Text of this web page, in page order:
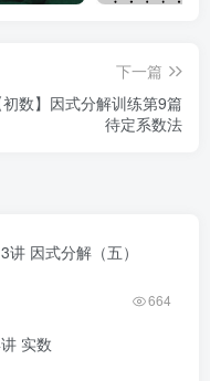
下一篇
初数】因式分解训练第9篇
待定系数法
因式分解（五）
664
实数